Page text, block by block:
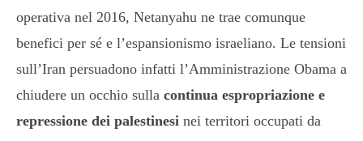
operativa nel 2016, Netanyahu ne trae comunque
benefici per sé e l’espansionismo israeliano. Le tensioni
sull’Iran persuadono infatti l’Amministrazione Obama a
chiudere un occhio sulla continua espropriazione e
repressione dei palestinesi nei territori occupati da